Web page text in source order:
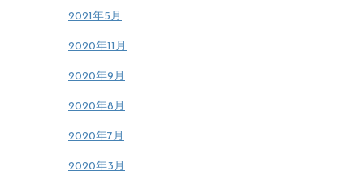
2021年5月
2020年11月
2020年9月
2020年8月
2020年7月
2020年3月